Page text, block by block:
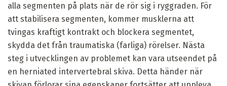
alla segmenten på plats när de rör sig i ryggraden. För
att stabilisera segmenten, kommer musklerna att
tvingas kraftigt kontrakt och blockera segmentet,
skydda det från traumatiska (farliga) rörelser. Nästa
steg i utvecklingen av problemet kan vara utseendet på
en herniated intervertebral skiva. Detta händer när